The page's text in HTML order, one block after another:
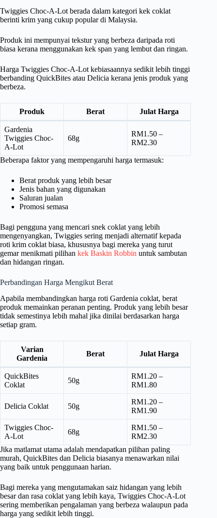
Twiggies Choc-A-Lot berada dalam kategori kek coklat
berinti krim yang cukup popular di Malaysia.
Produk ini mempunyai tekstur yang berbeza daripada roti
biasa kerana menggunakan kek span yang lembut dan ringan.
Harga Twiggies Choc-A-Lot kebiasaannya sedikit lebih tinggi
berbanding QuickBites atau Delicia kerana jenis produk yang
berbeza.
Produk Berat Julat Harga
Gardenia
Twiggies Choc-
A-Lot
68g
RM1.50 –
RM2.30
Beberapa faktor yang mempengaruhi harga termasuk:
Berat produk yang lebih besar
Jenis bahan yang digunakan
Saluran jualan
Promosi semasa
Bagi pengguna yang mencari snek coklat yang lebih
mengenyangkan, Twiggies sering menjadi alternatif kepada
roti krim coklat biasa, khususnya bagi mereka yang turut
gemar menikmati pilihan kek Baskin Robbin untuk sambutan
dan hidangan ringan.
Perbandingan Harga Mengikut Berat
Apabila membandingkan harga roti Gardenia coklat, berat
produk memainkan peranan penting. Produk yang lebih besar
tidak semestinya lebih mahal jika dinilai berdasarkan harga
setiap gram.
Varian
Gardenia
Berat Julat Harga
QuickBites
Coklat
50g
RM1.20 –
RM1.80
Delicia Coklat 50g
RM1.20 –
RM1.90
Twiggies Choc-
A-Lot
68g
RM1.50 –
RM2.30
Jika matlamat utama adalah mendapatkan pilihan paling
murah, QuickBites dan Delicia biasanya menawarkan nilai
yang baik untuk penggunaan harian.
Bagi mereka yang mengutamakan saiz hidangan yang lebih
besar dan rasa coklat yang lebih kaya, Twiggies Choc-A-Lot
sering memberikan pengalaman yang berbeza walaupun pada
harga yang sedikit lebih tinggi.